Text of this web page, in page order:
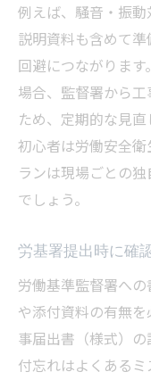
例えば、騒音・振
説明資料も含めて
回避につながりま
場合、監督署から
ため、定期的な見直
初心者は労働安全
ランは現場ごとの
でしょう。
労基署提出時に確
労働基準監督署へ
や添付資料の有無
事届出書（様式）
付忘れはよくあるミ